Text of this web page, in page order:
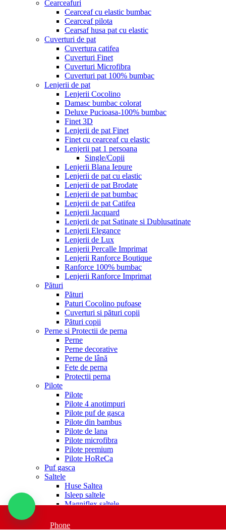
Cearceafuri
Cearceaf cu elastic bumbac
Cearceaf pilota
Cearsaf husa pat cu elastic
Cuverturi de pat
Cuvertura catifea
Cuverturi Finet
Cuverturi Microfibra
Cuverturi pat 100% bumbac
Lenjerii de pat
Lenjerii Cocolino
Damasc bumbac colorat
Deluxe Pucioasa-100% bumbac
Finet 3D
Lenjerii de pat Finet
Finet cu cearceaf cu elastic
Lenjerii pat 1 persoana
Single/Copii
Lenjerii Blana Iepure
Lenjerii de pat cu elastic
Lenjerii de pat Brodate
Lenjerii de pat bumbac
Lenjerii de pat Catifea
Lenjerii Jacquard
Lenjerii de pat Satinate si Dublusatinate
Lenjerii Elegance
Lenjerii de Lux
Lenjerii Percalle Imprimat
Lenjerii Ranforce Boutique
Ranforce 100% bumbac
Lenjerii Ranforce Imprimat
Pături
Pături
Paturi Cocolino pufoase
Cuverturi si pături copii
Pături copii
Perne si Protectii de perna
Perne
Perne decorative
Perne de lână
Fete de perna
Protectii perna
Pilote
Pilote
Pilote 4 anotimpuri
Pilote puf de gasca
Pilote din bambus
Pilote de lana
Pilote microfibra
Pilote premium
Pilote HoReCa
Puf gasca
Saltele
Huse Saltea
Isleep saltele
Magniflex saltele
Saltele Buget
Phone